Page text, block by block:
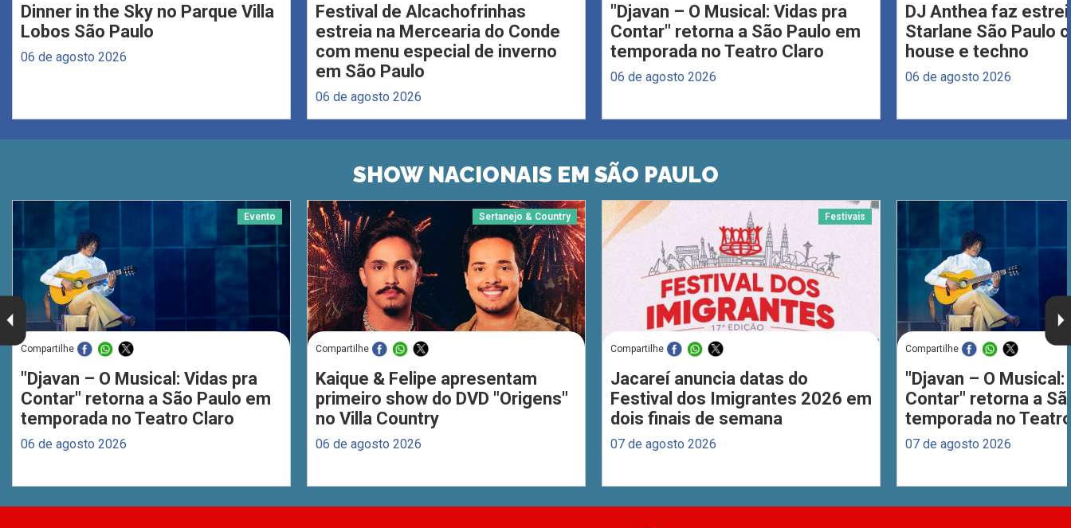
Dinner in the Sky no Parque Villa
Lobos São Paulo
06 de agosto 2026
Festival de Alcachofrinhas
estreia na Mercearia do Conde
com menu especial de inverno
em São Paulo
06 de agosto 2026
"Djavan – O Musical: Vidas pra
Contar" retorna a São Paulo em
temporada no Teatro Claro
06 de agosto 2026
DJ Anthea faz
Starlane São Paulo
house e techno
06 de agosto 2026
SHOW NACIONAIS EM SÃO PAULO
Evento
Compartilhe
"Djavan – O Musical: Vidas pra
Contar" retorna a São Paulo em
temporada no Teatro Claro
06 de agosto 2026
Sertanejo & Country
Compartilhe
Kaique & Felipe apresentam
primeiro show do DVD "Origens"
no Villa Country
06 de agosto 2026
Festivais
Compartilhe
Jacareí anuncia datas do
Festival dos Imigrantes 2026 em
dois finais de semana
07 de agosto 2026
Compartilhe
"Djavan – O Musical:
Contar" retorna a
temporada no
07 de agosto 2026